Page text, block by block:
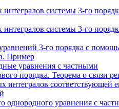
системы 3-го
системы 3-го
3-го порядка с
Пример
уравнения с частными
порядка. Теорема о связи
интегралов соответствующей
однородного уравнения с